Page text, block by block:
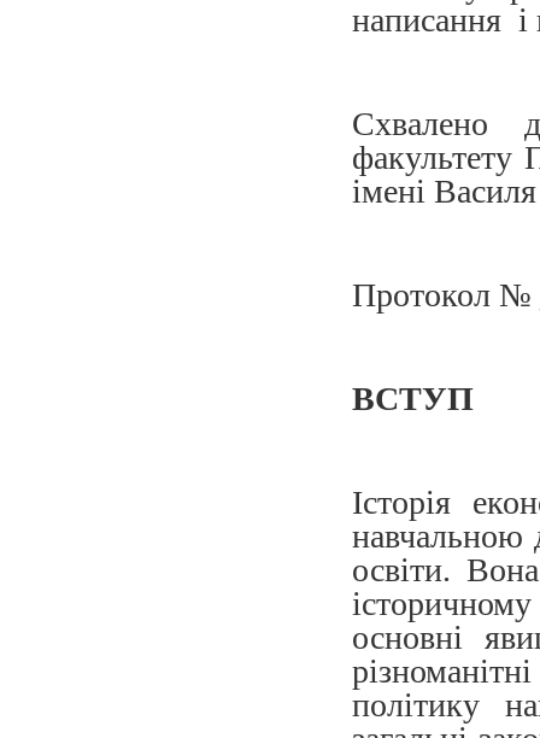
написання і
Схвалено
факультету
імені
Протокол №
ВСТУП
Історія
навчальною
освіти.
основні
політику